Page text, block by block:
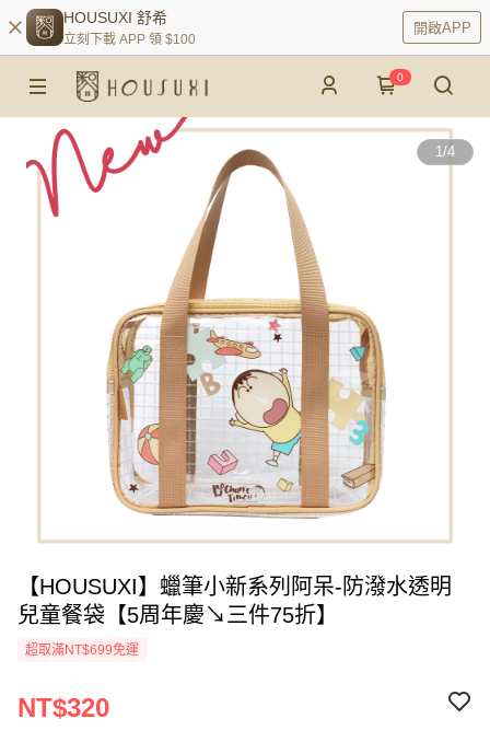
HOUSUXI 舒希
立刻下載 APP 領 $100
開啟APP
0
1/4
【HOUSUXI】蠟筆小新系列阿呆-防潑水透明
兒童餐袋【5周年慶↘三件75折】
超取滿NT$699免運
NT$320